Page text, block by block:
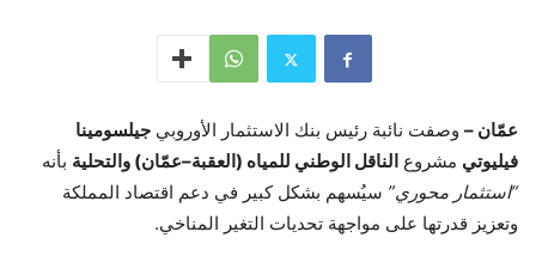
عمّان – وصفت نائبة رئيس بنك الاستثمار الأوروبي جيلسومينا
فيليوتي مشروع الناقل الوطني للمياه (العقبة–عمّان) والتحلية بأنه
“استثمار محوري” سيُسهم بشكل كبير في دعم اقتصاد المملكة
وتعزيز قدرتها على مواجهة تحديات التغير المناخي.